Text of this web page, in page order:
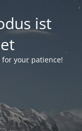
ist
your patience!